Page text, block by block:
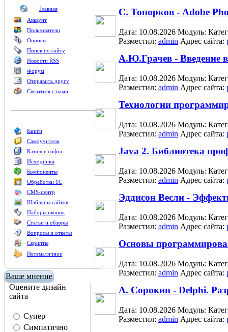
Главная
Аккаунт
Пользователи
Опросы
Поиск по сайту
Новости RSS
Форум
Отправить другу
Связаться с нами
Книги
Самоучители
Каталог софта
Исходники
Компоненты
Обработки 1С
CMS-центр
Шаблоны сайтов
Наборы иконок
Статьи и обзоры
Вопросы и ответы
Скрипты
Нетематичное
Ваше мнение
Оцените дизайн
сайта
Супер
Симпатично
С. Топорков - Adobe
Дата: 10.08.2026 Модуль:
Разместил: admin Адрес сайта:
А.Ю.Грачев - Введение
Дата: 10.08.2026 Модуль:
Разместил: admin Адрес сайта:
Технологии
Дата: 10.08.2026 Модуль:
Разместил: admin Адрес сайта:
Java 2. Библиотека
Дата: 10.08.2026 Модуль:
Разместил: admin Адрес сайта:
Эддисон Весли -
Дата: 10.08.2026 Модуль:
Разместил: admin Адрес сайта:
Основы
Дата: 10.08.2026 Модуль:
Разместил: admin Адрес сайта:
А. Сорокин - Delphi.
Дата: 10.08.2026 Модуль:
Разместил: admin Адрес сайта: